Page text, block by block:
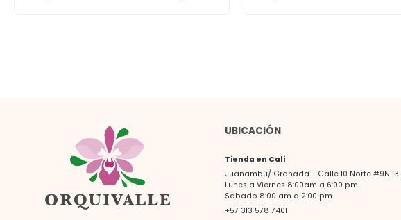
UBICACIÓN
Tienda en Cali
Juanambú/ Granada - Calle 10 Norte #9N-31
Lunes a Viernes 8:00am a 6:00 pm
Sabado 8:00 am a 2:00 pm
+57 313 578 7401